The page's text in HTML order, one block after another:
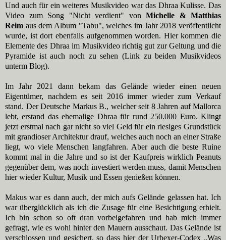
Und auch für ein weiteres Musikvideo war das Dhraa Kulisse. Das
Video zum Song "Nicht verdient" von Michelle & Matthias
Reim aus dem Album "Tabu", welches im Jahr 2018 veröffentlicht
wurde, ist dort ebenfalls aufgenommen worden. Hier kommen die
Elemente des Dhraa im Musikvideo richtig gut zur Geltung und die
Pyramide ist auch noch zu sehen (Link zu beiden Musikvideos
unterm Blog).
Im Jahr 2021 dann bekam das Gelände wieder einen neuen
Eigentümer, nachdem es seit 2016 immer wieder zum Verkauf
stand. Der Deutsche Markus B., welcher seit 8 Jahren auf Mallorca
lebt, erstand das ehemalige Dhraa für rund 250.000 Euro. Klingt
jetzt erstmal nach gar nicht so viel Geld für ein riesiges Grundstück
mit grandioser Architektur drauf, welches auch noch an einer Straße
liegt, wo viele Menschen langfahren. Aber auch die beste Ruine
kommt mal in die Jahre und so ist der Kaufpreis wirklich Peanuts
gegenüber dem, was noch investiert werden muss, damit Menschen
hier wieder Kultur, Musik und Essen genießen können.
Makus war es dann auch, der mich aufs Gelände gelassen hat. Ich
war überglücklich als ich die Zusage für eine Besichtigung erhielt.
Ich bin schon so oft dran vorbeigefahren und hab mich immer
gefragt, wie es wohl hinter den Mauern ausschaut. Das Gelände ist
verschlossen und gesichert, so dass hier der Urbexer-Codex „Was